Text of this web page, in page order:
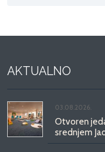
AKTUALNO
03.08.2026.
Otvoren
srednjem